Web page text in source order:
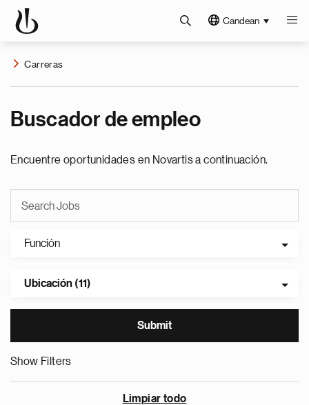
Candean
Carreras
Buscador de empleo
Encuentre oportunidades en Novartis a continuación.
Función
Ubicación (11)
Show Filters
Limpiar todo